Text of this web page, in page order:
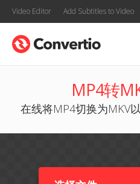
Video Editor Add Subtitles to Video
MP4转
在线将MP4切换为MKV